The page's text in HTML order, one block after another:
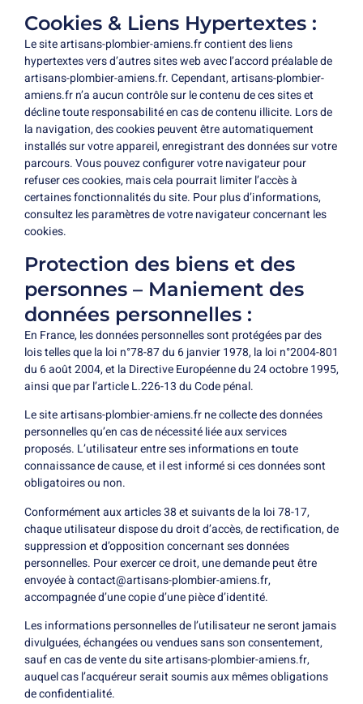
Cookies & Liens Hypertextes :
Le site artisans-plombier-amiens.fr contient des liens
hypertextes vers d’autres sites web avec l’accord préalable de
artisans-plombier-amiens.fr. Cependant, artisans-plombier-
amiens.fr n’a aucun contrôle sur le contenu de ces sites et
décline toute responsabilité en cas de contenu illicite. Lors de
la navigation, des cookies peuvent être automatiquement
installés sur votre appareil, enregistrant des données sur votre
parcours. Vous pouvez configurer votre navigateur pour
refuser ces cookies, mais cela pourrait limiter l’accès à
certaines fonctionnalités du site. Pour plus d’informations,
consultez les paramètres de votre navigateur concernant les
cookies.
Protection des biens et des
personnes – Maniement des
données personnelles :
En France, les données personnelles sont protégées par des
lois telles que la loi n°78-87 du 6 janvier 1978, la loi n°2004-801
du 6 août 2004, et la Directive Européenne du 24 octobre 1995,
ainsi que par l’article L.226-13 du Code pénal.
Le site artisans-plombier-amiens.fr ne collecte des données
personnelles qu’en cas de nécessité liée aux services
proposés. L’utilisateur entre ses informations en toute
connaissance de cause, et il est informé si ces données sont
obligatoires ou non.
Conformément aux articles 38 et suivants de la loi 78-17,
chaque utilisateur dispose du droit d’accès, de rectification, de
suppression et d’opposition concernant ses données
personnelles. Pour exercer ce droit, une demande peut être
envoyée à contact@artisans-plombier-amiens.fr,
accompagnée d’une copie d’une pièce d’identité.
Les informations personnelles de l’utilisateur ne seront jamais
divulguées, échangées ou vendues sans son consentement,
sauf en cas de vente du site artisans-plombier-amiens.fr,
auquel cas l’acquéreur serait soumis aux mêmes obligations
de confidentialité.